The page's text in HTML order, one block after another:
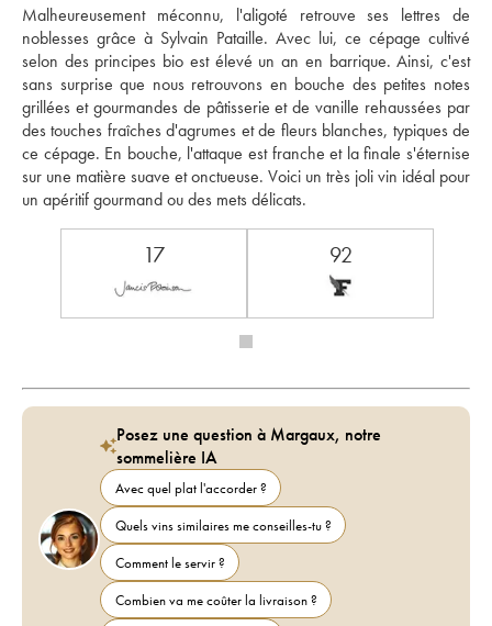
Malheureusement méconnu, l'aligoté retrouve ses lettres de
noblesses grâce à Sylvain Pataille. Avec lui, ce cépage cultivé
selon des principes bio est élevé un an en barrique. Ainsi, c'est
sans surprise que nous retrouvons en bouche des petites notes
grillées et gourmandes de pâtisserie et de vanille rehaussées par
des touches fraîches d'agrumes et de fleurs blanches, typiques de
ce cépage. En bouche, l'attaque est franche et la finale s'éternise
sur une matière suave et onctueuse. Voici un très joli vin idéal pour
17 92
Posez une question à Margaux, notre
sommelière IA
Avec quel plat l'accorder ?
Quels vins similaires me conseilles-tu ?
Comment le servir ?
Combien va me coûter la livraison ?